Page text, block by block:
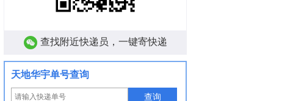
查找附近快递员，一键寄快递
天地华宇单号查询
查询